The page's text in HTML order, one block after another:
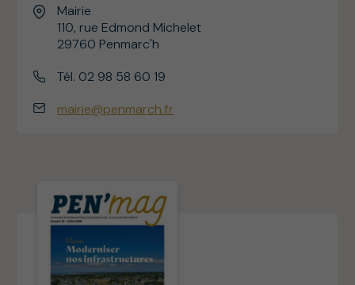
Mairie
110, rue Edmond Michelet
29760 Penmarc'h
Tél. 02 98 58 60 19
mairie@penmarch.fr